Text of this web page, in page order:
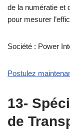
de la numératie et
pour mesurer
Société : Power
Postulez
13-
de